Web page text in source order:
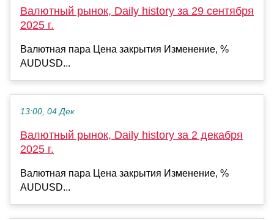
Валютный рынок, Daily history за 29 сентября
2025 г.
Валютная пара Цена закрытия Изменение, %
AUDUSD...
13:00, 04 Дек
Валютный рынок, Daily history за 2 декабря
2025 г.
Валютная пара Цена закрытия Изменение, %
AUDUSD...